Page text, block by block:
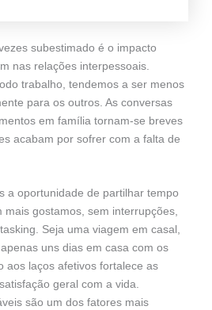
subestimado é o impacto
nas relações interpessoais.
trabalho, tendemos a ser menos
para os outros. As conversas
em família tornam-se breves
acabam por sofrer com a falta de
a oportunidade de partilhar tempo
mais gostamos, sem interrupções,
Seja uma viagem em casal,
uns dias em casa com os
aos laços afetivos fortalece as
geral com a vida.
são um dos fatores mais